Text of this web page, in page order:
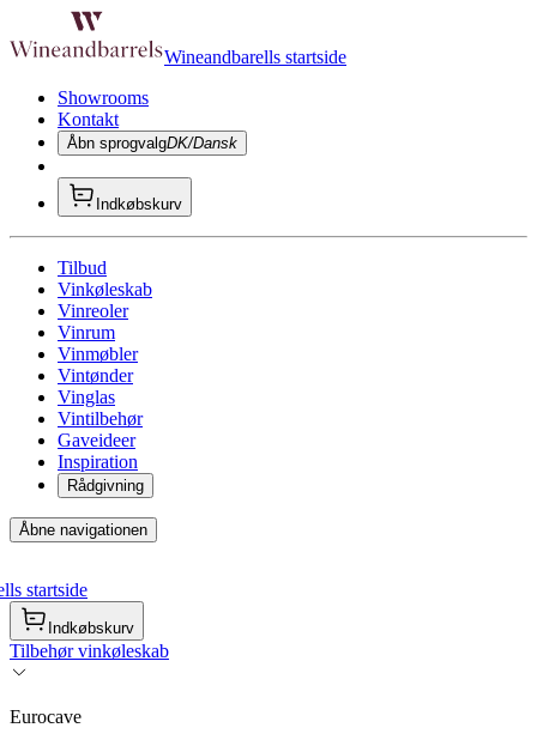
Wineandbarells startside
Showrooms
Kontakt
Åbn sprogvalgDK/Dansk
Indkøbskurv
Tilbud
Vinkøleskab
Vinreoler
Vinrum
Vinmøbler
Vintønder
Vinglas
Vintilbehør
Gaveideer
Inspiration
Rådgivning
Åbne navigationen
startside
Indkøbskurv
Tilbehør vinkøleskab
Eurocave